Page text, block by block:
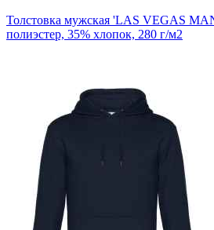
Толстовка мужская 'LAS VEGAS
полиэстер, 35% хлопок, 280 г/м2